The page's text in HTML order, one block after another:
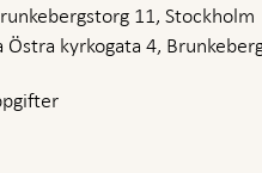
11, Stockholm
Östra kyrkogata 4,